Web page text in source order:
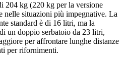
204 kg (220 kg per la versione
nelle situazioni più impegnative. La
standard è di 16 litri, ma la
un doppio serbatoio da 23 litri,
per affrontare lunghe distanze
per rifornimenti.